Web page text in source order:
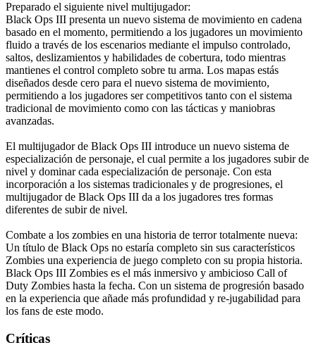
Preparado el siguiente nivel multijugador:
Black Ops III presenta un nuevo sistema de movimiento en cadena
basado en el momento, permitiendo a los jugadores un movimiento
fluido a través de los escenarios mediante el impulso controlado,
saltos, deslizamientos y habilidades de cobertura, todo mientras
mantienes el control completo sobre tu arma. Los mapas estás
diseñados desde cero para el nuevo sistema de movimiento,
permitiendo a los jugadores ser competitivos tanto con el sistema
tradicional de movimiento como con las tácticas y maniobras
avanzadas.
El multijugador de Black Ops III introduce un nuevo sistema de
especialización de personaje, el cual permite a los jugadores subir de
nivel y dominar cada especialización de personaje. Con esta
incorporación a los sistemas tradicionales y de progresiones, el
multijugador de Black Ops III da a los jugadores tres formas
diferentes de subir de nivel.
Combate a los zombies en una historia de terror totalmente nueva:
Un título de Black Ops no estaría completo sin sus característicos
Zombies una experiencia de juego completo con su propia historia.
Black Ops III Zombies es el más inmersivo y ambicioso Call of
Duty Zombies hasta la fecha. Con un sistema de progresión basado
en la experiencia que añade más profundidad y re-jugabilidad para
los fans de este modo.
Críticas